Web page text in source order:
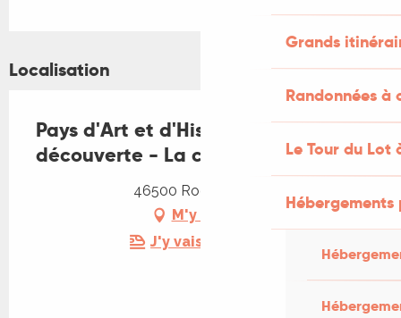
Grands
Randonnées
Le Tour du Lot
Localisation
Pays d'Art et d'Histoire : Visite
découverte - La cité mariale
46500 Rocamadour
M'y rendre
J'y vais en train !